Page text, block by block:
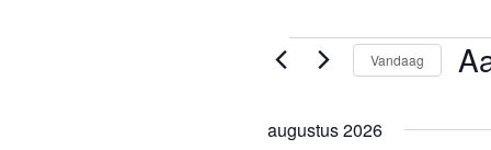
EvenementenVandaag
datum.
augustus 2026